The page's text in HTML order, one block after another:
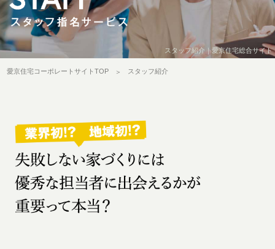
スタッフ紹介｜愛京住宅総合サイト
愛京住宅コーポレートサイトTOP スタッフ紹介